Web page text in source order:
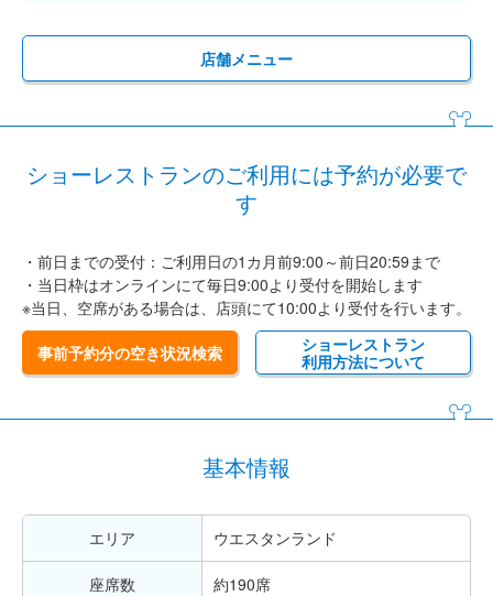
店舗メニュー
ショーレストランのご利用には予約が必要で
す
・前日までの受付：ご利用日の1カ月前9:00～前日20:59まで
・当日枠はオンラインにて毎日9:00より受付を開始します
※当日、空席がある場合は、店頭にて10:00より受付を行います。
事前予約分の空き状況検索
ショーレストラン
利用方法について
基本情報
エリア ウエスタンランド
座席数 約190席